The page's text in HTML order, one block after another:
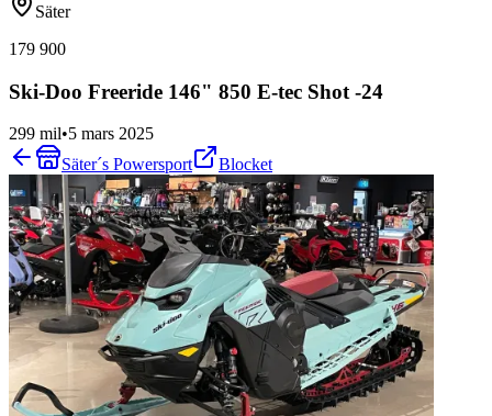
Säter
179 900
Ski-Doo Freeride 146" 850 E-tec Shot -24
299 mil•5 mars 2025
Säter´s Powersport
Blocket